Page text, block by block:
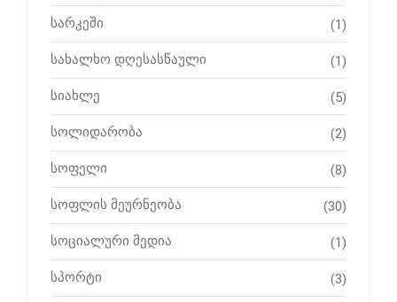
სარკეში (1)
სახალხო დღესასწაული (1)
სიახლე (5)
სოლიდარობა (2)
სოფელი (8)
სოფლის მეურნეობა (30)
სოციალური მედია (1)
სპორტი (3)